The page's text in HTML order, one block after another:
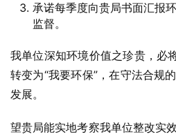
承诺每季度向贵局书面汇报
监督。
我单位深知环境价值之珍贵，必
转变为“我要环保”，在守法合规
发展。
望贵局能实地考察我单位整改实